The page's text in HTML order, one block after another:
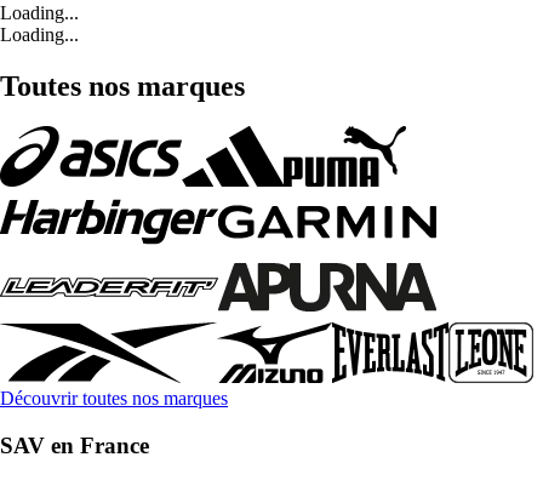
Loading...
Loading...
Toutes nos marques
Découvrir toutes nos marques
SAV en France